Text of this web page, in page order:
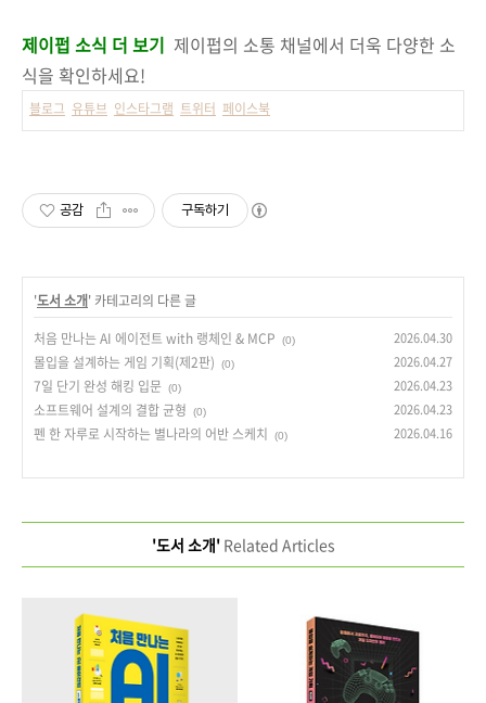
제이펍 소식 더 보기 제이펍의 소통 채널에서 더욱 다양한 소
식을 확인하세요!
블로그 유튜브 인스타그램 트위터 페이스북
공감 구독하기
'도서 소개' 카테고리의 다른 글
처음 만나는 AI 에이전트 with 랭체인 & MCP
(0) 2026.04.30
몰입을 설계하는 게임 기획(제2판) (0) 2026.04.27
7일 단기 완성 해킹 입문 (0) 2026.04.23
소프트웨어 설계의 결합 균형 (0) 2026.04.23
펜 한 자루로 시작하는 별나라의 어반 스케치 (0) 2026.04.16
'도서 소개'Related Articles